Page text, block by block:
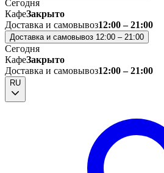
Сегодня
КафеЗакрыто
Доставка и самовывоз12:00 – 21:00
Доставка и самовывоз 12:00 – 21:00
Сегодня
КафеЗакрыто
Доставка и самовывоз12:00 – 21:00
RU